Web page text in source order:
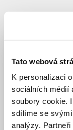
Tato webová
K personalizaci
sociálních médií
soubory cookie.
sdílíme se
analýzy.
SUBJEKT
sportovní
klub
Slavia
Praha,
z.s.